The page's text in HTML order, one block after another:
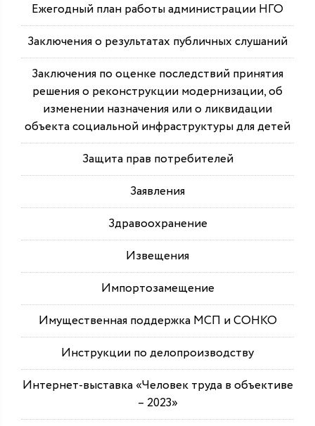
Ежегодный план работы администрации НГО
Заключения о результатах публичных слушаний
Заключения по оценке последствий принятия
решения о реконструкции модернизации, об
изменении назначения или о ликвидации
объекта социальной инфраструктуры для детей
Защита прав потребителей
Заявления
Здравоохранение
Извещения
Импортозамещение
Имущественная поддержка МСП и СОНКО
Инструкции по делопроизводству
Интернет-выставка «Человек труда в объективе
– 2023»